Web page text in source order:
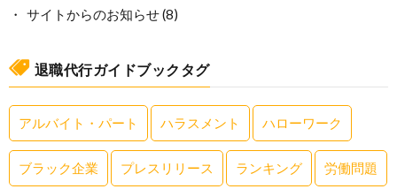
サイトからのお知らせ(8)
退職代行ガイドブックタグ
アルバイト・パート ハラスメント ハローワーク
ブラック企業 プレスリリース ランキング 労働問題